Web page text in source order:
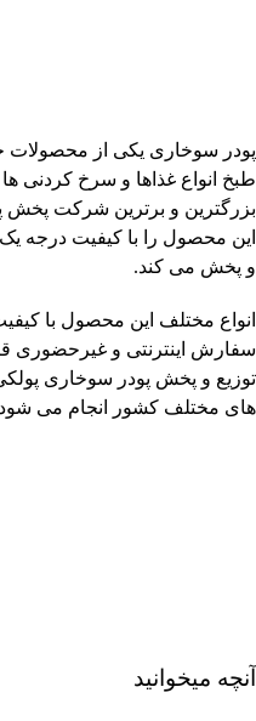
پودر سوخاری یکی از محصولات
طبخ انواع غذاها و سرخ کردنی
بزرگترین و برترین شرکت
این محصول را با کیفیت درجه یک
و پخش می کند.
انواع مختلف این محصول با
سفارش اینترنتی و غیرحضوری
توزیع و پخش پودر سوخاری
های مختلف کشور انجام می
آنچه میخوانید